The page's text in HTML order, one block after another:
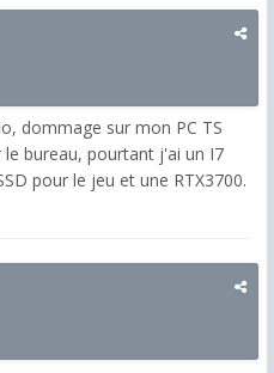
dommage sur mon PC TS
bureau, pourtant j'ai un I7
pour le jeu et une RTX3700.